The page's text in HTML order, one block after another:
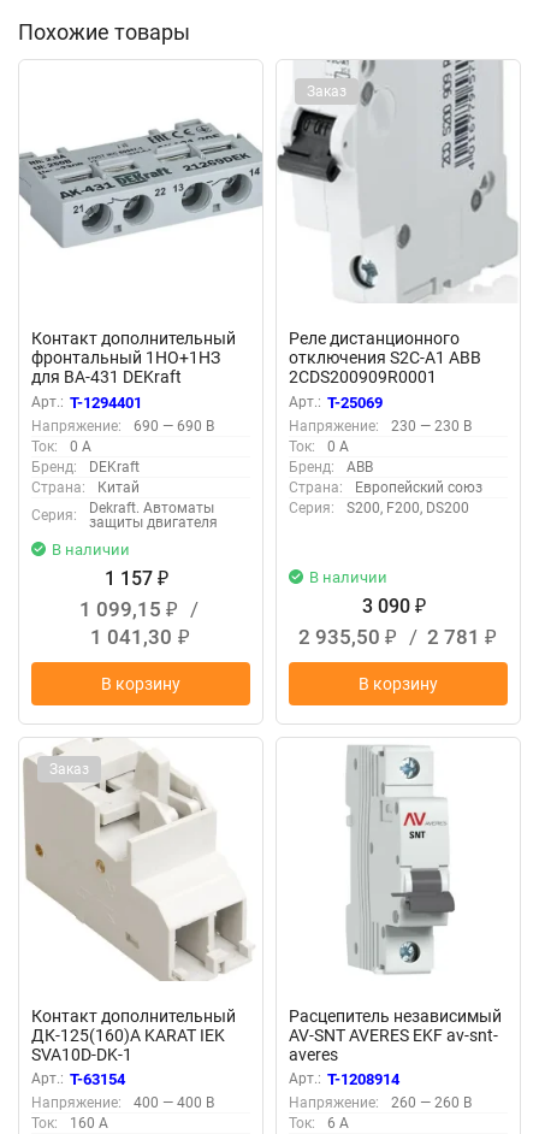
Похожие товары
Контакт дополнительный
фронтальный 1НО+1НЗ
для ВА-431 DEKraft
21269DEK
Арт.: T-1294401
Напряжение:
690 — 690 В
Ток:
0 А
Бренд:
DEKraft
Страна:
Китай
Серия:
Dekraft. Автоматы
защиты двигателя
В наличии
1 157 ₽
1 099,15 ₽
/
1 041,30 ₽
В корзину
Заказ
Реле дистанционного
отключения S2C-A1 ABB
2CDS200909R0001
Арт.: T-25069
Напряжение:
230 — 230 В
Ток:
0 А
Бренд:
ABB
Страна:
Европейский союз
Серия:
S200, F200, DS200
В наличии
3 090 ₽
2 935,50 ₽ / 2 781 ₽
В корзину
Заказ
Контакт дополнительный
ДК-125(160)А KARAT IEK
SVA10D-DK-1
Арт.: T-63154
Напряжение:
400 — 400 В
Ток:
160 А
Расцепитель независимый
AV-SNT AVERES EKF av-snt-
averes
Арт.: T-1208914
Напряжение:
260 — 260 В
Ток:
6 А